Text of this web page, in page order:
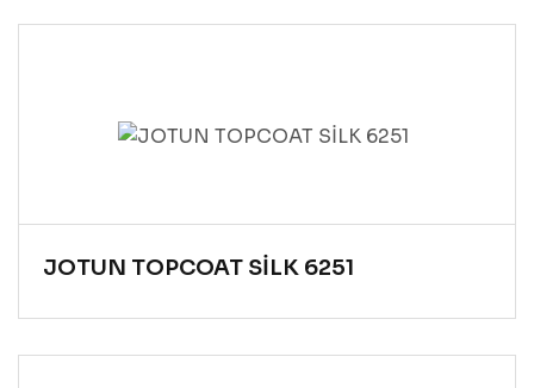
JOTUN TOPCOAT SİLK 6251